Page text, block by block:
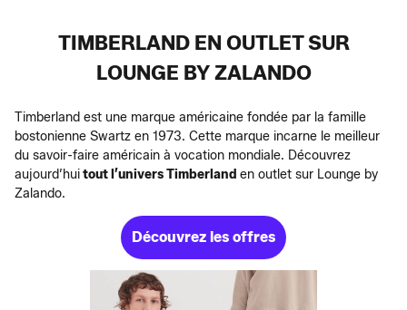
TIMBERLAND EN OUTLET SUR
LOUNGE BY ZALANDO
Timberland est une marque américaine fondée par la famille
bostonienne Swartz en 1973. Cette marque incarne le meilleur
du savoir-faire américain à vocation mondiale. Découvrez
aujourd’huitout l’univers Timberland en outlet sur Lounge by
Zalando.
Découvrez les offres